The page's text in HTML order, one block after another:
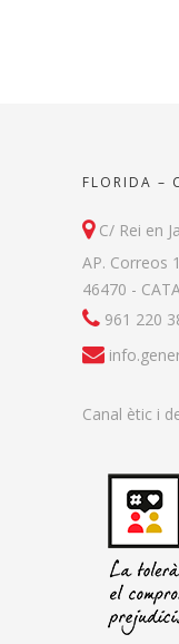
FLORIDA –
C/ Rei en
AP. Correos
46470 -
961 220
Canal ètic i